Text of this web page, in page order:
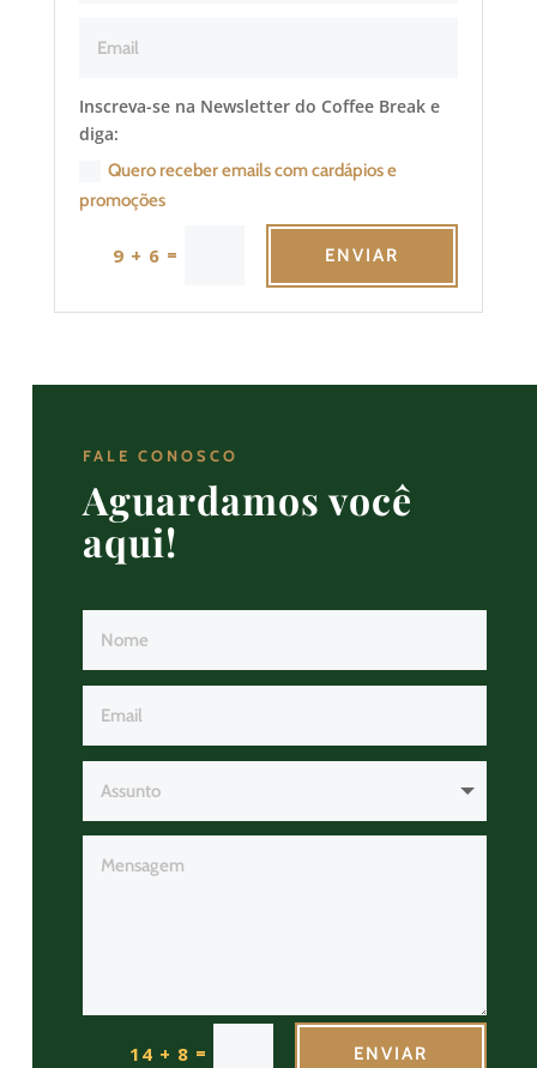
Inscreva-se na Newsletter do Coffee Break e
diga:
Quero receber emails com cardápios e
promoções
9 + 6 = ENVIAR
FALE CONOSCO
Aguardamos você
aqui!
14 + 8 = ENVIAR